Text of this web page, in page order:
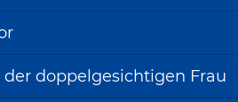
Geburtshaus
Schofers
34 Bürgerhaus mit der
doppelgesichtigen Frau